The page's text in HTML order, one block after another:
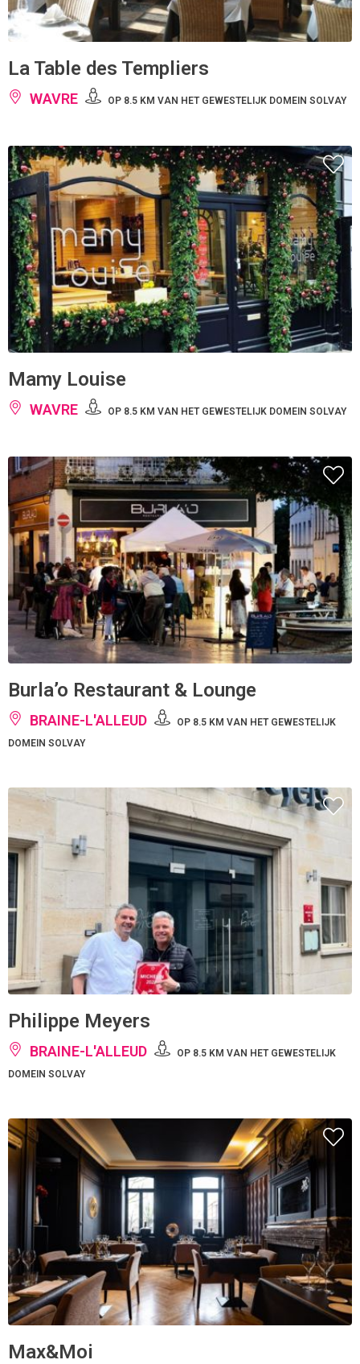
La Table des Templiers
WAVRE OP 8.5 KM VAN HET GEWESTELIJK DOMEIN SOLVAY
Mamy Louise
WAVRE OP 8.5 KM VAN HET GEWESTELIJK DOMEIN SOLVAY
Burla’o Restaurant & Lounge
BRAINE-L'ALLEUD
OP 8.5 KM VAN HET GEWESTELIJK
DOMEIN SOLVAY
Philippe Meyers
BRAINE-L'ALLEUD
OP 8.5 KM VAN HET GEWESTELIJK
DOMEIN SOLVAY
Max&Moi